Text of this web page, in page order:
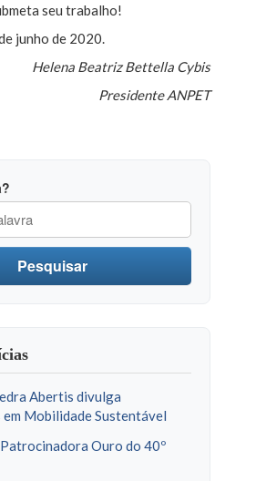
seu trabalho!
junho de 2020.
Helena Beatriz Bettella Cybis
Presidente ANPET
Pesquisar
Abertis divulga
Mobilidade Sustentável
Ouro do 40º